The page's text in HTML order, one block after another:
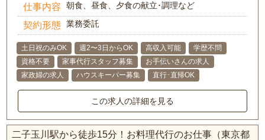
仕事内容 朝食、昼食、夕食の献立･調理など
契約形態 業務委託
土日祝のみOK 週2〜3日からOK 高収入可能
学歴不問
資格不要
家事代行スタッフ募集
お手伝いさんの求人
家政婦の求人
ハウスキーパー募集 直行･直帰OK
この求人の詳細を見る
二子玉川駅から徒歩15分！お料理代行のお仕事（東京都